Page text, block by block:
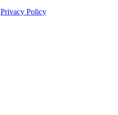
Privacy Policy